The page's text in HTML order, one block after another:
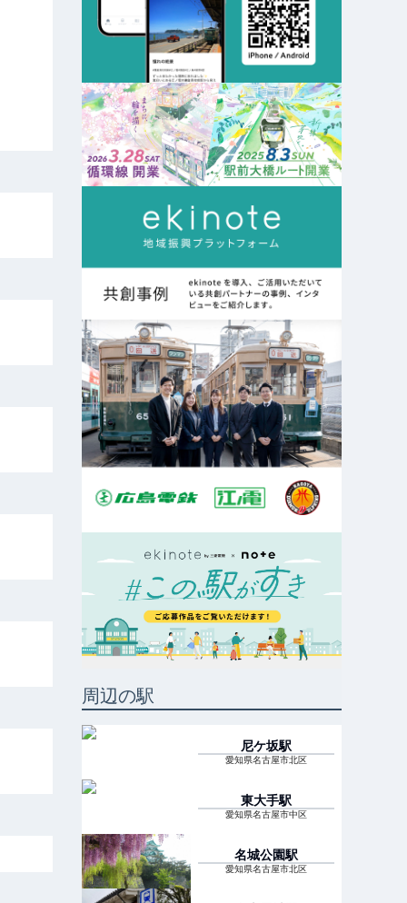
周辺の駅
尼ケ坂駅
愛知県名古屋市北区
東大手駅
愛知県名古屋市中区
名城公園駅
愛知県名古屋市北区